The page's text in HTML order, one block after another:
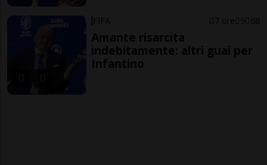
FIFA 7 ore 9 68
Amante risarcita
indebitamente: altri guai per
Infantino